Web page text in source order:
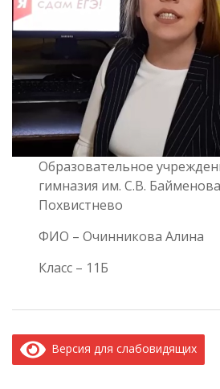
Образовательное
гимназия им. С.В.
Похвистнево
ФИО – Очинникова Алина
Класс – 11Б
Версия для слабовидящих